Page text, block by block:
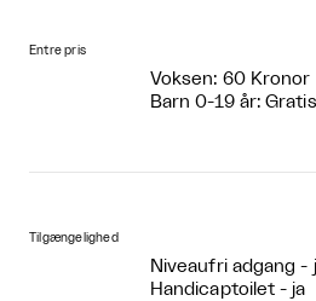
Entre pris
Voksen: 60 Kronor
Barn 0-19 år: Gratis
Tilgængelighed
Niveaufri adgang -
Handicaptoilet - ja